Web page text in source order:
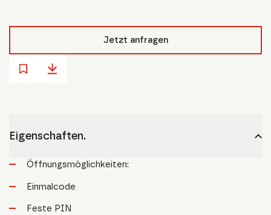
Jetzt anfragen
Eigenschaften.
Öffnungsmöglichkeiten:
Einmalcode
Feste PIN